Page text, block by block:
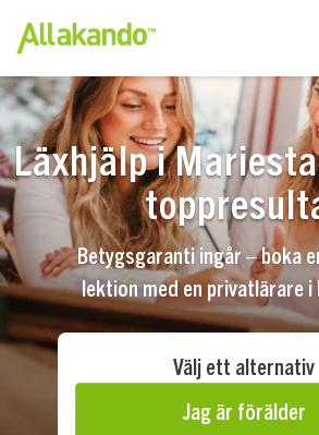
Läxhjälp i
Betygsgaranti ingår – boka
lektion med en privatlärare i
Välj ett alternativ
Jag är förälder